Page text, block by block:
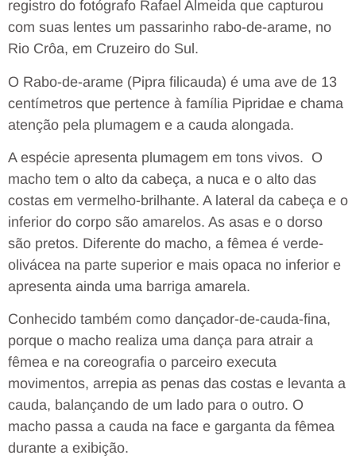
registro do fotógrafo Rafael Almeida que capturou
com suas lentes um passarinho rabo-de-arame, no
Rio Crôa, em Cruzeiro do Sul.
O Rabo-de-arame (Pipra filicauda) é uma ave de 13
centímetros que pertence à família Pipridae e chama
atenção pela plumagem e a cauda alongada.
A espécie apresenta plumagem em tons vivos. O
macho tem o alto da cabeça, a nuca e o alto das
costas em vermelho-brilhante. A lateral da cabeça e o
inferior do corpo são amarelos. As asas e o dorso
são pretos. Diferente do macho, a fêmea é verde-
olivácea na parte superior e mais opaca no inferior e
apresenta ainda uma barriga amarela.
Conhecido também como dançador-de-cauda-fina,
porque o macho realiza uma dança para atrair a
fêmea e na coreografia o parceiro executa
movimentos, arrepia as penas das costas e levanta a
cauda, balançando de um lado para o outro. O
macho passa a cauda na face e garganta da fêmea
durante a exibição.